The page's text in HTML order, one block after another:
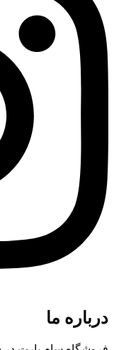
درباره ما